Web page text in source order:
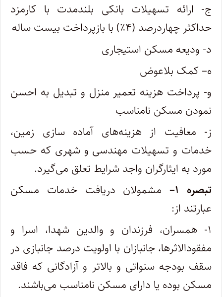
ج- ارائه تسهیلات بانکی بلندمدت با کارمزد
حداکثر چهاردرصد (۴٪) با بازپرداخت بیست ساله
د- ودیعه مسکن استیجاری
ه– کمک بلاعوض
و- پرداخت هزینه تعمیر منزل و تبدیل به احسن
نمودن مسکن نامناسب
ز- معافیت از هزینه‌های آماده ‌سازی زمین،
خدمات و تسهیلات مهندسی و شهری که حسب
مورد به ایثارگران واجد شرایط تعلق می‌گیرد.
تبصره ۱–مشمولان دریافت خدمات مسکن
عبارتند از:
۱- همسران، فرزندان و والدین شهدا، اسرا و
مفقودالاثرها، جانبازان با اولویت درصد جانبازی در
سقف بودجه سنواتی و بالاتر و آزادگانی که فاقد
مسکن بوده یا دارای مسکن نامناسب می‌باشند.